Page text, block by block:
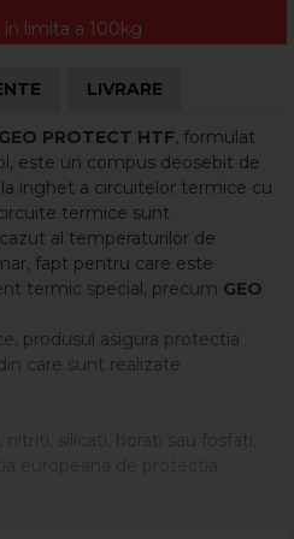
limita a 100kg
LIVRARE
GEO PROTECT HTF, formulat
este un compus deosebit de
inghet a circuitelor termice cu
termice sunt
al temperaturilor de
fapt pentru care este
termic special, precum GEO
produsul asigura protectia
care sunt realizate